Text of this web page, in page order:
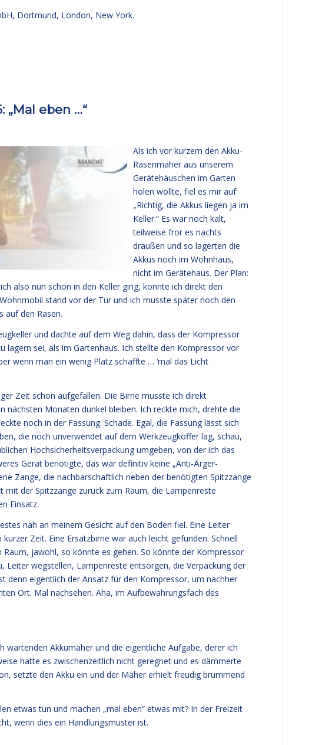
Dortmund, London, New York.
„Mal eben …“
Als ich vor kurzem den Akku-
Rasenmäher aus unserem
Gerätehäuschen im Garten
holen wollte, fiel es mir auf:
„Richtig, die Akkus liegen ja im
Keller.“ Es war noch kalt,
teilweise fror es nachts
draußen und so lagerten die
Akkus noch im Wohnhaus,
nicht im Gerätehaus. Der Plan:
also nun schon in den Keller ging, konnte ich direkt den
stand vor der Tür und ich musste später noch den
auf den Rasen.
und dachte auf dem Weg dahin, dass der Kompressor
lagern sei, als im Gartenhaus. Ich stellte den Kompressor vor
wenn man ein wenig Platz schaffte … ‘mal das Licht
Zeit schon aufgefallen. Die Birne musste ich direkt
nächsten Monaten dunkel bleiben. Ich reckte mich, drehte die
noch in der Fassung. Schade. Egal, die Fassung lässt sich
die noch unverwendet auf dem Werkzeugkoffer lag, schau,
Hochsicherheitsverpackung umgeben, von der ich das
Gerät benötigte, das war definitiv keine „Anti-Ärger-
Zange, die nachbarschaftlich neben der benötigten Spitzzange
der Spitzzange zurück zum Raum, die Lampenreste
Einsatz.
nah an meinem Gesicht auf den Boden fiel. Eine Leiter
Zeit. Eine Ersatzbirne war auch leicht gefunden. Schnell
jawohl, so könnte es gehen. So könnte der Kompressor
wegstellen, Lampenreste entsorgen, die Verpackung der
denn eigentlich der Ansatz für den Kompressor, um nachher
Ort. Mal nachsehen. Aha, im Aufbewahrungsfach des
Akkumäher und die eigentliche Aufgabe, derer ich
hatte es zwischenzeitlich nicht geregnet und es dämmerte
setzte den Akku ein und der Mäher erhielt freudig brummend
etwas tun und machen „mal eben“ etwas mit? In der Freizeit
wenn dies ein Handlungsmuster ist.